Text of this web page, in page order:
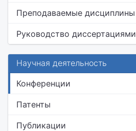
Преподаваемые дисциплины
Руководство диссертациями
Научная деятельность
Конференции
Патенты
Публикации